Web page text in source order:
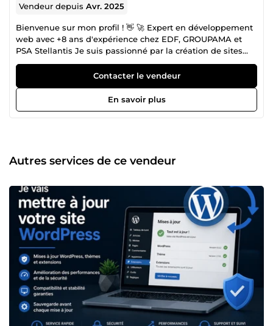
Vendeur depuisAvr. 2025
Bienvenue sur mon profil ! 👋 🚀 Expert en développement
web avec +8 ans d'expérience chez EDF, GROUPAMA et
PSA Stellantis Je suis passionné par la création de sites
web performants qui génèrent des ventes et renforcent
votre présence en ligne. 💼 Mes spécialités : ✅ Sites
WordPress professionnels et optimisés SEO ✅ Boutiques
e-commerce WooCommerce rentables ✅ Sites web
modernes et responsifs (mobile-first) ✅ Développement
• Délais respectés &amp; support après livraison • Code
sécurisé et performant • SEO intégré dès la création •
une startup ou un entrepreneur, je crée des solutions web
&quot;clés en main&quot; qui transforment votre vision en
réalité profitable.
Contacter le vendeur
En savoir plus
Autres services de ce vendeur